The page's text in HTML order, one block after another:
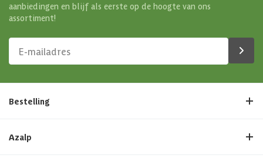
aanbiedingen en blijf als eerste op de hoogte van ons
assortiment!
Bestelling
Azalp